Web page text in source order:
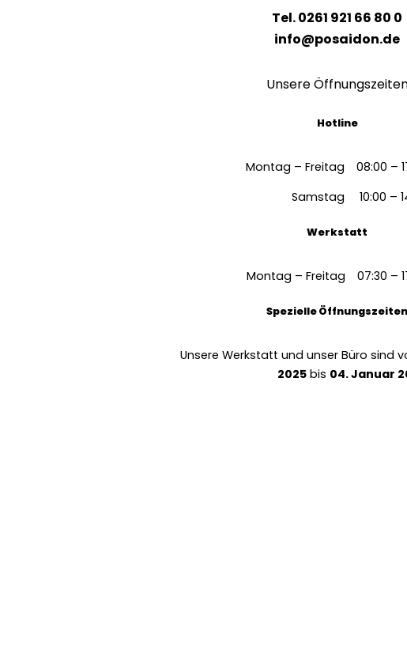
Tel. 0261 921 66 80 0
info@posaidon.de
Unsere
Hotline
Montag – Freitag
08:00 –
Samstag
10:00 –
Werkstatt
Montag – Freitag 07:30 –
Spezielle Öffnungszeiten
Unsere Werkstatt und unser Büro sind
2025 bis 04. Januar